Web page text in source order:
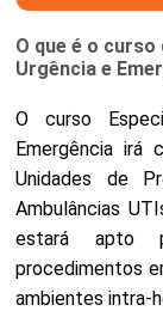
O que é o
Urgência e
O curso
Emergência irá
Unidades de
Ambulâncias
estará apto
procedimentos
ambientes intra-